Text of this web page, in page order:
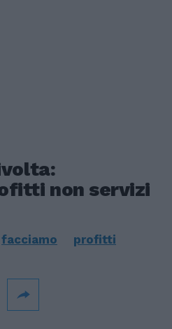
non servizi
facciamo
profitti